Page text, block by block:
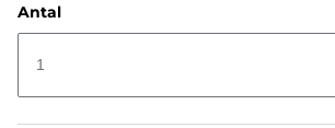
Antal
1